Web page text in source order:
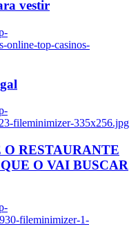
vestir
online-top-casinos-
fileminimizer-335x256.jpg
O RESTAURANTE
O VAI BUSCAR
fileminimizer-1-